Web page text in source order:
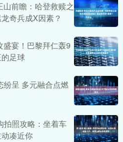
前瞻：哈登救赎之
奇兵成X因素？
宴！巴黎拜仁轰9
足球
纷呈 多元融合点燃
拍照攻略：坐着车
凑近你